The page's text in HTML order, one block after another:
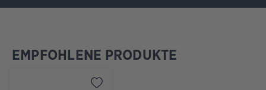
Produktgalerie überspringen
EMPFOHLENE PRODUKTE